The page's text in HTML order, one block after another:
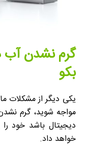
گرم نشدن
بکو
یکی دیگر از مشکلات
مواجه شوید، گرم
دیجیتال باشد خود
خواهد داد.